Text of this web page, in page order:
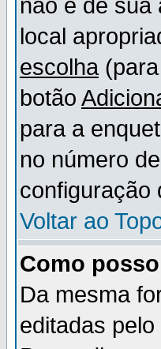
não é de sua
local
escolha
botão
para a
no número
configuração
Voltar ao
Como posso
Da mesma
editadas